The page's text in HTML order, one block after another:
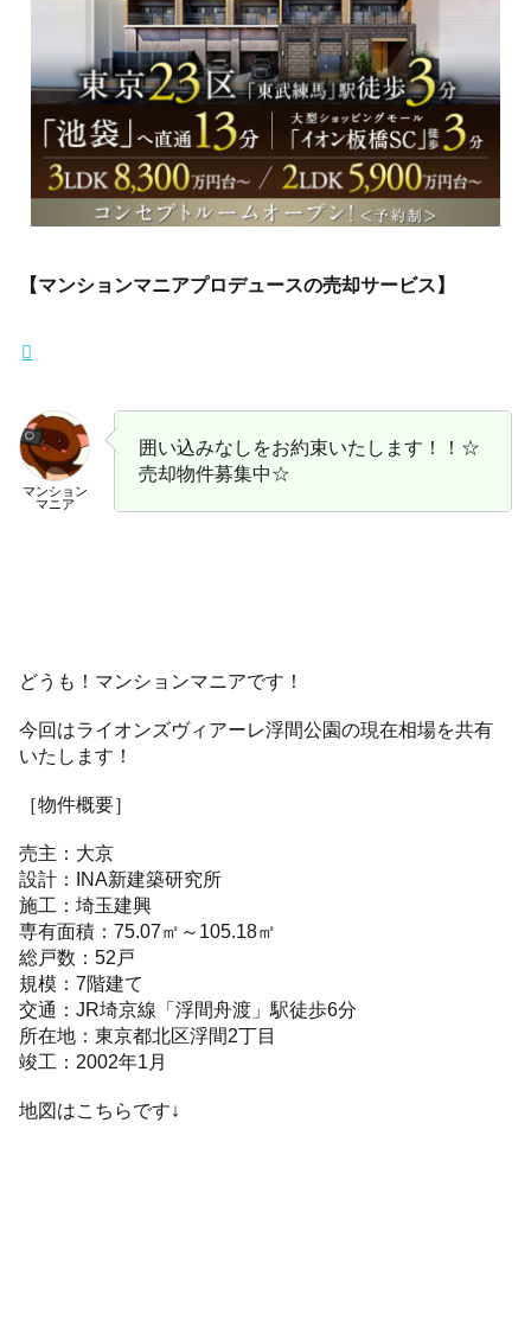
【マンションマニアプロデュースの売却サービス】
マンション
マニア
囲い込みなしをお約束いたします！！☆
売却物件募集中☆
どうも！マンションマニアです！
今回はライオンズヴィアーレ浮間公園の現在相場を共有
いたします！
［物件概要］
売主：大京
設計：INA新建築研究所
施工：埼玉建興
専有面積：75.07㎡～105.18㎡
総戸数：52戸
規模：7階建て
交通：JR埼京線「浮間舟渡」駅徒歩6分
所在地：東京都北区浮間2丁目
竣工：2002年1月
地図はこちらです↓